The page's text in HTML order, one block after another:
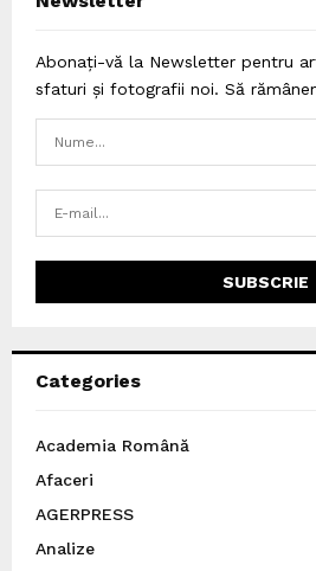
Abonați-vă la Newsletter pentru
sfaturi și fotografii noi. Să
Categories
Academia Română
Afaceri
AGERPRESS
Analize